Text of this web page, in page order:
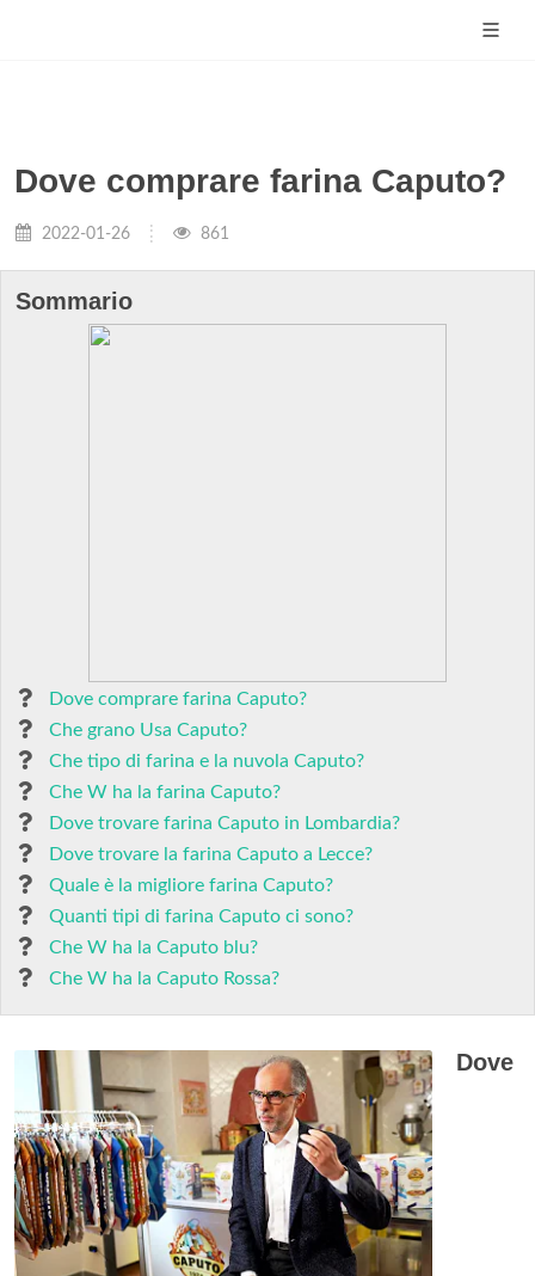
Dove comprare farina Caputo?
2022-01-26 861
Sommario
Dove comprare farina Caputo?
Che grano Usa Caputo?
Che tipo di farina e la nuvola Caputo?
Che W ha la farina Caputo?
Dove trovare farina Caputo in Lombardia?
Dove trovare la farina Caputo a Lecce?
Quale è la migliore farina Caputo?
Quanti tipi di farina Caputo ci sono?
Che W ha la Caputo blu?
Che W ha la Caputo Rossa?
Dove